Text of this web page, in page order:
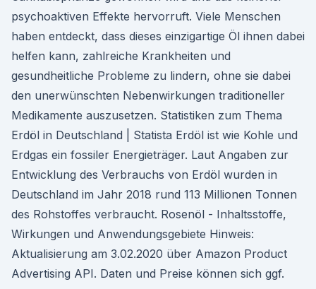
psychoaktiven Effekte hervorruft. Viele Menschen
haben entdeckt, dass dieses einzigartige Öl ihnen dabei
helfen kann, zahlreiche Krankheiten und
gesundheitliche Probleme zu lindern, ohne sie dabei
den unerwünschten Nebenwirkungen traditioneller
Medikamente auszusetzen. Statistiken zum Thema
Erdöl in Deutschland | Statista Erdöl ist wie Kohle und
Erdgas ein fossiler Energieträger. Laut Angaben zur
Entwicklung des Verbrauchs von Erdöl wurden in
Deutschland im Jahr 2018 rund 113 Millionen Tonnen
des Rohstoffes verbraucht. Rosenöl - Inhaltsstoffe,
Wirkungen und Anwendungsgebiete Hinweis:
Aktualisierung am 3.02.2020 über Amazon Product
Advertising API. Daten und Preise können sich ggf.